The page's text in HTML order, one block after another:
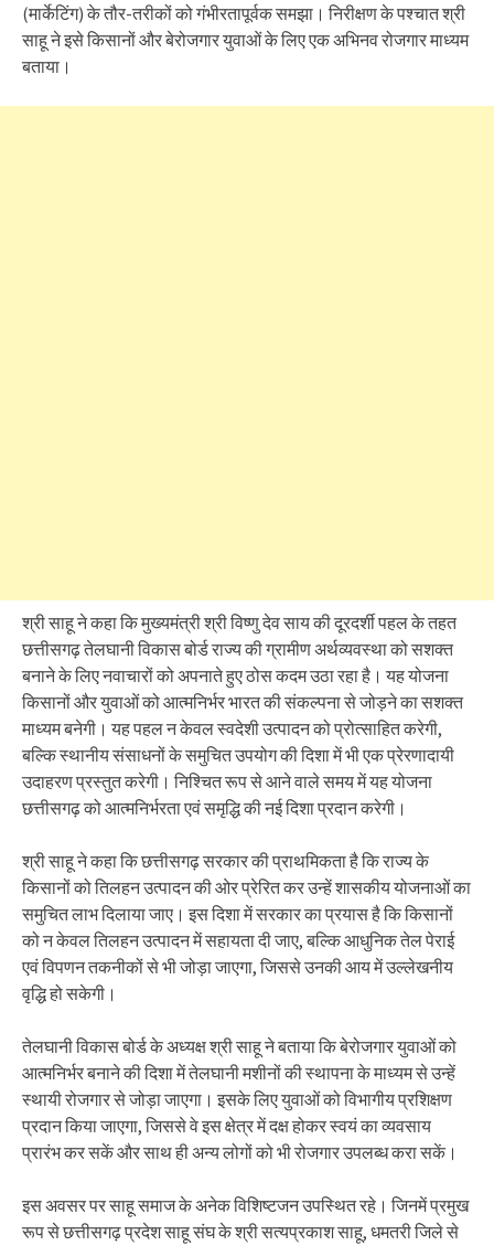
(मार्केटिंग) के तौर-तरीकों को गंभीरतापूर्वक समझा। निरीक्षण के पश्चात श्री
साहू ने इसे किसानों और बेरोजगार युवाओं के लिए एक अभिनव रोजगार माध्यम
बताया।
श्री साहू ने कहा कि मुख्यमंत्री श्री विष्णु देव साय की दूरदर्शी पहल के तहत
छत्तीसगढ़ तेलघानी विकास बोर्ड राज्य की ग्रामीण अर्थव्यवस्था को सशक्त
बनाने के लिए नवाचारों को अपनाते हुए ठोस कदम उठा रहा है। यह योजना
किसानों और युवाओं को आत्मनिर्भर भारत की संकल्पना से जोड़ने का सशक्त
माध्यम बनेगी। यह पहल न केवल स्वदेशी उत्पादन को प्रोत्साहित करेगी,
बल्कि स्थानीय संसाधनों के समुचित उपयोग की दिशा में भी एक प्रेरणादायी
उदाहरण प्रस्तुत करेगी। निश्चित रूप से आने वाले समय में यह योजना
छत्तीसगढ़ को आत्मनिर्भरता एवं समृद्धि की नई दिशा प्रदान करेगी।
श्री साहू ने कहा कि छत्तीसगढ़ सरकार की प्राथमिकता है कि राज्य के
किसानों को तिलहन उत्पादन की ओर प्रेरित कर उन्हें शासकीय योजनाओं का
समुचित लाभ दिलाया जाए। इस दिशा में सरकार का प्रयास है कि किसानों
को न केवल तिलहन उत्पादन में सहायता दी जाए, बल्कि आधुनिक तेल पेराई
एवं विपणन तकनीकों से भी जोड़ा जाएगा, जिससे उनकी आय में उल्लेखनीय
वृद्धि हो सकेगी।
तेलघानी विकास बोर्ड के अध्यक्ष श्री साहू ने बताया कि बेरोजगार युवाओं को
आत्मनिर्भर बनाने की दिशा में तेलघानी मशीनों की स्थापना के माध्यम से उन्हें
स्थायी रोजगार से जोड़ा जाएगा। इसके लिए युवाओं को विभागीय प्रशिक्षण
प्रदान किया जाएगा, जिससे वे इस क्षेत्र में दक्ष होकर स्वयं का व्यवसाय
प्रारंभ कर सकें और साथ ही अन्य लोगों को भी रोजगार उपलब्ध करा सकें।
इस अवसर पर साहू समाज के अनेक विशिष्टजन उपस्थित रहे। जिनमें प्रमुख
रूप से छत्तीसगढ़ प्रदेश साहू संघ के श्री सत्यप्रकाश साहू, धमतरी जिले से